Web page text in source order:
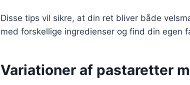
Disse tips vil sikre, at din ret bliver både
med forskellige ingredienser og find din egen
Variationer af pastaretter